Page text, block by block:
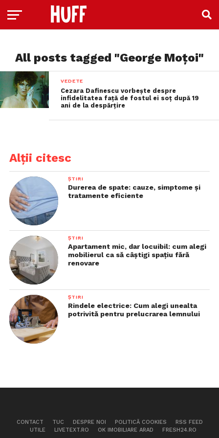
All posts tagged "George Moțoi"
VEDETE
Cezara Dafinescu vorbește despre
infidelitatea față de fostul ei soț după 19
ani de la despărțire
Alții citesc
ȘTIRI
Durerea de spate: cauze, simptome și
tratamente eficiente
ȘTIRI
Apartament mic, dar locuibil: cum alegi
mobilierul ca să câștigi spațiu fără
renovare
ȘTIRI
Rindele electrice: Cum alegi unealta
potrivită pentru prelucrarea lemnului
CONTACT TUC DESPRE NOI POLITICĂ COOKIES
RSS FEED
UTILE
LIVETEXT.RO OK IMOBILIARE ARAD FRESH24.RO